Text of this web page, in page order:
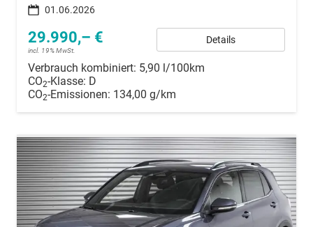
01.06.2026
29.990,– €
incl. 19% MwSt.
Details
Verbrauch kombiniert: 5,90 l/100km
CO2-Klasse: D
CO2-Emissionen: 134,00 g/km